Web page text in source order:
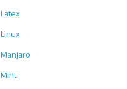
Latex
Linux
Manjaro
Mint